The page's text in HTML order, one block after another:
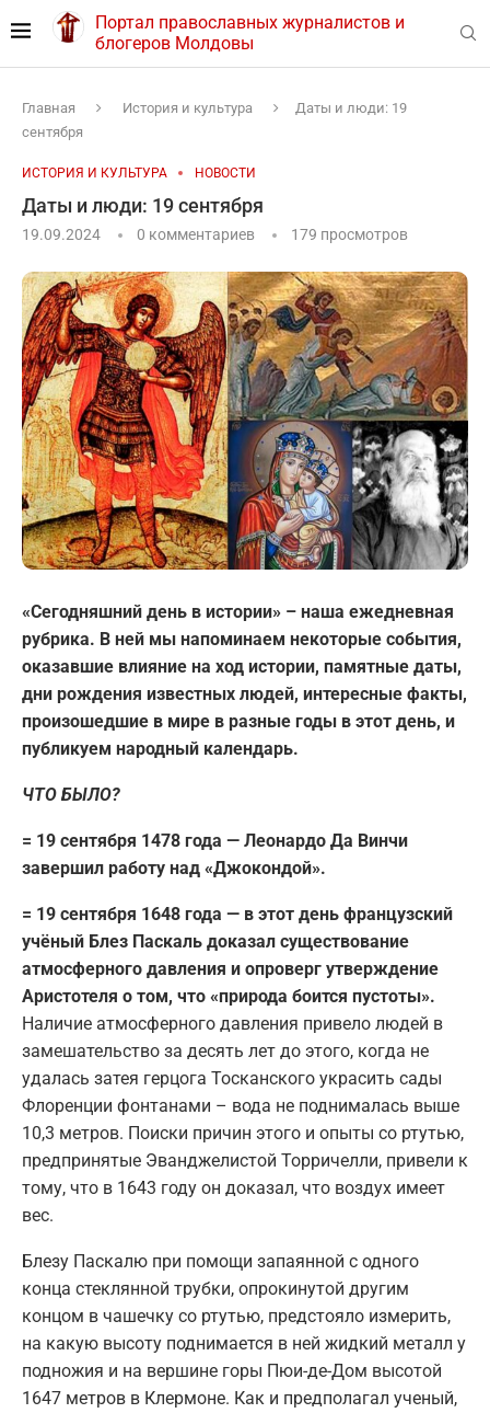
Портал православных журналистов и
блогеров Молдовы
Главная История и культура
Даты и люди: 19
сентября
ИСТОРИЯ И КУЛЬТУРА НОВОСТИ
Даты и люди: 19 сентября
19.09.2024 0 комментариев 179 просмотров
«Сегодняшний день в истории» – наша ежедневная
рубрика. В ней мы напоминаем некоторые события,
оказавшие влияние на ход истории, памятные даты,
дни рождения известных людей, интересные факты,
произошедшие в мире в разные годы в этот день, и
публикуем народный календарь.
ЧТО БЫЛО?
= 19 сентября 1478 года — Леонардо Да Винчи
завершил работу над «Джокондой».
= 19 сентября 1648 года — в этот день французский
учёный Блез Паскаль доказал существование
атмосферного давления и опроверг утверждение
Аристотеля о том, что «природа боится пустоты».
Наличие атмосферного давления привело людей в
замешательство за десять лет до этого, когда не
удалась затея герцога Тосканского украсить сады
Флоренции фонтанами – вода не поднималась выше
10,3 метров. Поиски причин этого и опыты со ртутью,
предпринятые Эванджелистой Торричелли, привели к
тому, что в 1643 году он доказал, что воздух имеет
вес.
Блезу Паскалю при помощи запаянной с одного
конца стеклянной трубки, опрокинутой другим
концом в чашечку со ртутью, предстояло измерить,
на какую высоту поднимается в ней жидкий металл у
подножия и на вершине горы Пюи-де-Дом высотой
1647 метров в Клермоне. Как и предполагал ученый,